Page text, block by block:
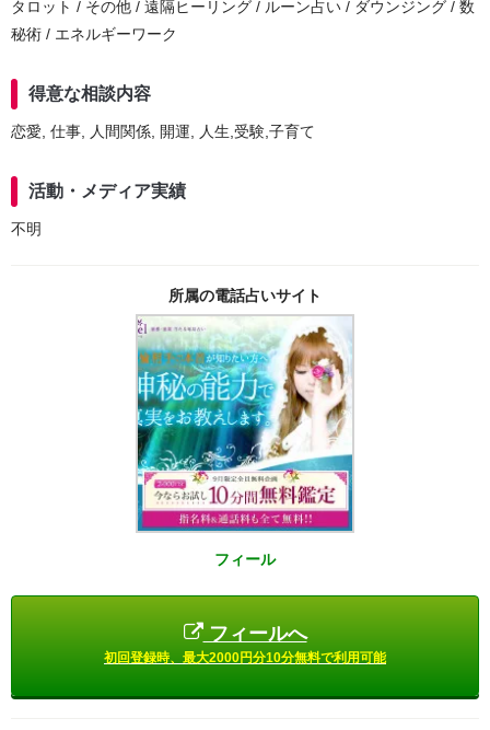
タロット / その他 / 遠隔ヒーリング / ルーン占い / ダウンジング / 数
秘術 / エネルギーワーク
得意な相談内容
恋愛, 仕事, 人間関係, 開運, 人生,受験,子育て
活動・メディア実績
不明
所属の電話占いサイト
フィール
フィールへ
初回登録時、最大2000円分10分無料で利用可能